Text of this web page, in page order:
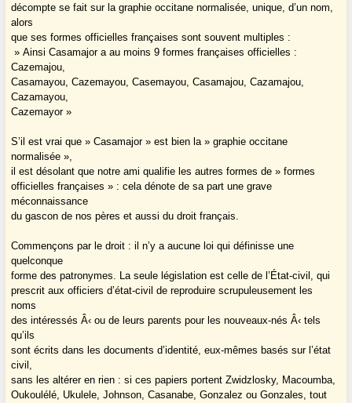
décompte se fait sur la graphie occitane normalisée, unique, d’un nom,
alors
que ses formes officielles françaises sont souvent multiples :
» Ainsi Casamajor a au moins 9 formes françaises officielles :
Cazemajou,
Casamayou, Cazemayou, Casemayou, Casamajou, Cazamajou,
Cazamayou,
Cazemayor »
S’il est vrai que » Casamajor » est bien la » graphie occitane
normalisée »,
il est désolant que notre ami qualifie les autres formes de » formes
officielles françaises » : cela dénote de sa part une grave
méconnaissance
du gascon de nos pères et aussi du droit français.
Commençons par le droit : il n’y a aucune loi qui définisse une
quelconque
forme des patronymes. La seule législation est celle de l’État-civil, qui
prescrit aux officiers d’état-civil de reproduire scrupuleusement les
noms
des intéressés Â‹ ou de leurs parents pour les nouveaux-nés Â‹ tels
qu’ils
sont écrits dans les documents d’identité, eux-mêmes basés sur l’état
civil,
sans les altérer en rien : si ces papiers portent Zwidzlosky, Macoumba,
Oukoulélé, Ukulele, Johnson, Casanabe, Gonzalez ou Gonzales, tout